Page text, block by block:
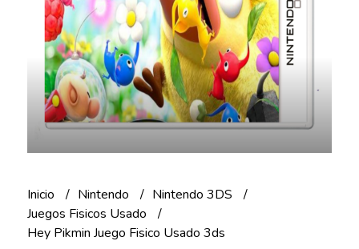
Inicio Nintendo
Nintendo 3DS
Juegos Fisicos Usado
Hey Pikmin Juego Fisico Usado 3ds